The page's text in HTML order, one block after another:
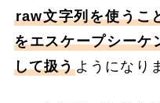
raw文字列を使うこ
をエスケープシーケ
して扱うようになり